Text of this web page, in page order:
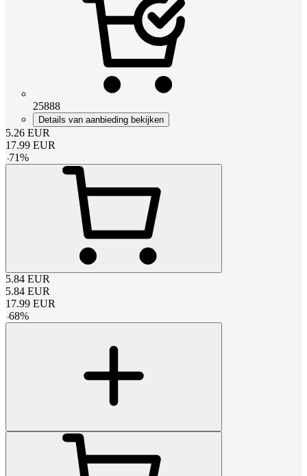
25888
Details van aanbieding bekijken
5.26 EUR
17.99 EUR
-71%
5.84 EUR
5.84 EUR
17.99 EUR
-68%